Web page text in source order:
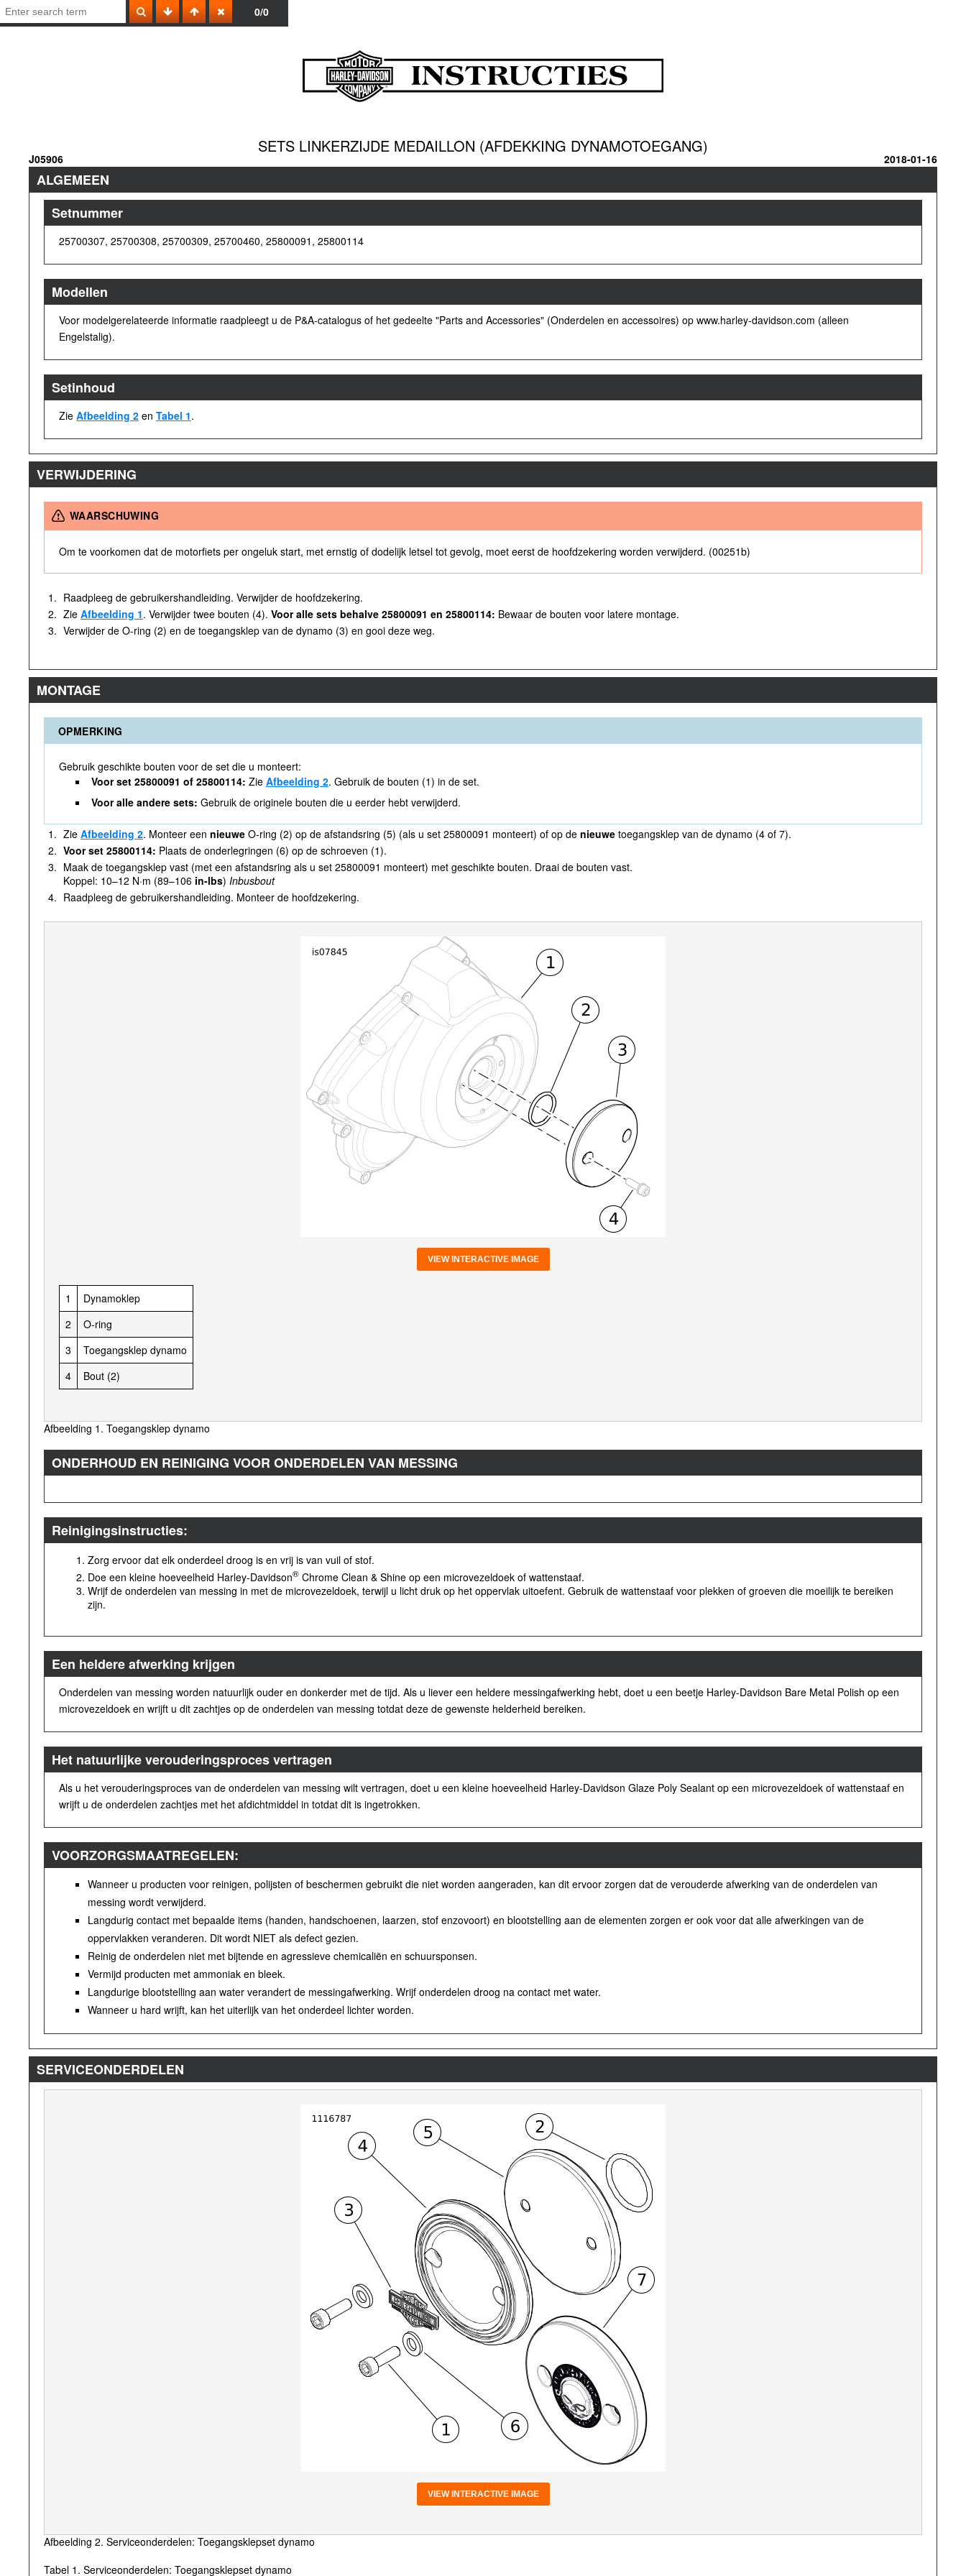
0/0
SETS LINKERZIJDE MEDAILLON (AFDEKKING DYNAMOTOEGANG)
J05906 2018-01-16
ALGEMEEN
Setnummer
25700307, 25700308, 25700309, 25700460, 25800091, 25800114
Modellen
Voor modelgerelateerde informatie raadpleegt u de P&A-catalogus of het gedeelte "Parts and Accessories" (Onderdelen en accessoires) op www.harley-davidson.com (alleen
Engelstalig).
Setinhoud
Zie Afbeelding 2 en Tabel 1.
VERWIJDERING
WAARSCHUWING
Om te voorkomen dat de motorfiets per ongeluk start, met ernstig of dodelijk letsel tot gevolg, moet eerst de hoofdzekering worden verwijderd. (00251b)
1. Raadpleeg de gebruikershandleiding. Verwijder de hoofdzekering.
2. Zie Afbeelding 1. Verwijder twee bouten (4). Voor alle sets behalve 25800091 en 25800114: Bewaar de bouten voor latere montage.
3. Verwijder de O-ring (2) en de toegangsklep van de dynamo (3) en gooi deze weg.
MONTAGE
OPMERKING
Gebruik geschikte bouten voor de set die u monteert:
Voor set 25800091 of 25800114: Zie Afbeelding 2. Gebruik de bouten (1) in de set.
Voor alle andere sets: Gebruik de originele bouten die u eerder hebt verwijderd.
1. Zie Afbeelding 2. Monteer een nieuwe O-ring (2) op de afstandsring (5) (als u set 25800091 monteert) of op de nieuwe toegangsklep van de dynamo (4 of 7).
2. Voor set 25800114: Plaats de onderlegringen (6) op de schroeven (1).
3. Maak de toegangsklep vast (met een afstandsring als u set 25800091 monteert) met geschikte bouten. Draai de bouten vast.
Koppel: 10–12 N·m (89–106 in-lbs) Inbusbout
4. Raadpleeg de gebruikershandleiding. Monteer de hoofdzekering.
VIEW INTERACTIVE IMAGE
1
Dynamoklep
2
O-ring
3
Toegangsklep dynamo
4
Bout (2)
Afbeelding 1. Toegangsklep dynamo
ONDERHOUD EN REINIGING VOOR ONDERDELEN VAN MESSING
Reinigingsinstructies:
Zorg ervoor dat elk onderdeel droog is en vrij is van vuil of stof.
Doe een kleine hoeveelheid Harley-Davidson® Chrome Clean & Shine op een microvezeldoek of wattenstaaf.
Wrijf de onderdelen van messing in met de microvezeldoek, terwijl u licht druk op het oppervlak uitoefent. Gebruik de wattenstaaf voor plekken of groeven die moeilijk te bereiken
zijn.
Een heldere afwerking krijgen
Onderdelen van messing worden natuurlijk ouder en donkerder met de tijd. Als u liever een heldere messingafwerking hebt, doet u een beetje Harley-Davidson Bare Metal Polish op een
microvezeldoek en wrijft u dit zachtjes op de onderdelen van messing totdat deze de gewenste helderheid bereiken.
Het natuurlijke verouderingsproces vertragen
Als u het verouderingsproces van de onderdelen van messing wilt vertragen, doet u een kleine hoeveelheid Harley-Davidson Glaze Poly Sealant op een microvezeldoek of wattenstaaf en
wrijft u de onderdelen zachtjes met het afdichtmiddel in totdat dit is ingetrokken.
VOORZORGSMAATREGELEN:
Wanneer u producten voor reinigen, polijsten of beschermen gebruikt die niet worden aangeraden, kan dit ervoor zorgen dat de verouderde afwerking van de onderdelen van
messing wordt verwijderd.
Langdurig contact met bepaalde items (handen, handschoenen, laarzen, stof enzovoort) en blootstelling aan de elementen zorgen er ook voor dat alle afwerkingen van de
oppervlakken veranderen. Dit wordt NIET als defect gezien.
Reinig de onderdelen niet met bijtende en agressieve chemicaliën en schuursponsen.
Vermijd producten met ammoniak en bleek.
Langdurige blootstelling aan water verandert de messingafwerking. Wrijf onderdelen droog na contact met water.
Wanneer u hard wrijft, kan het uiterlijk van het onderdeel lichter worden.
SERVICEONDERDELEN
VIEW INTERACTIVE IMAGE
Afbeelding 2. Serviceonderdelen: Toegangsklepset dynamo
Tabel 1. Serviceonderdelen: Toegangsklepset dynamo